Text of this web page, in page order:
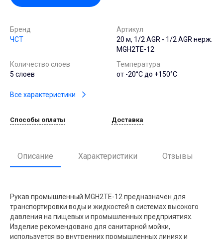
Бренд
ЧСТ
Артикул
20 м, 1/2 AGR - 1/2 AGR нерж.
MGH2TE-12
Количество слоев
5 слоев
Температура
от -20°C до +150°C
Все характеристики
Способы оплаты Доставка
Описание Характеристики Отзывы
Рукав промышленный MGH2TE-12 предназначен для
транспортировки воды и жидкостей в системах высокого
давления на пищевых и промышленных предприятиях.
Изделие рекомендовано для санитарной мойки,
используется во внутренних промышленных линиях и